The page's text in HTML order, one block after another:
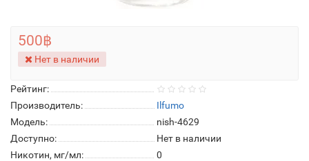
Рейтинг:
Производитель:
Ilfumo
Модель:
nish-4629
Доступно:
Нет в наличии
Никотин, мг/мл:
0
500฿
Нет в наличии